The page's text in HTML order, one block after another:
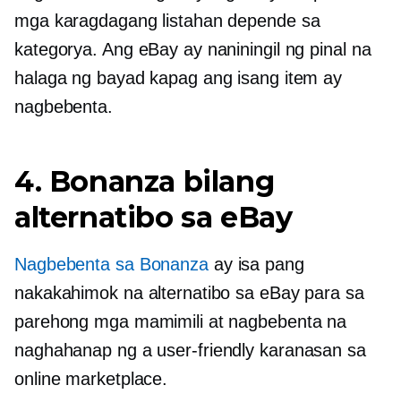
mga karagdagang listahan depende sa
kategorya. Ang eBay ay naniningil ng pinal na
halaga ng bayad kapag ang isang item ay
nagbebenta.
4. Bonanza bilang
alternatibo sa eBay
Nagbebenta sa Bonanzaay isa pang
nakakahimok na alternatibo sa eBay para sa
parehong mga mamimili at nagbebenta na
naghahanap ng a user-friendly karanasan sa
online marketplace.